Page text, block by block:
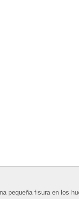
pequeña fisura en los